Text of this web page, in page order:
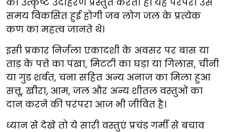
समय विकसित हुई होगी जब लोग जल के प्रत्येक
कण का महत्व जानते थे।
इसी प्रकार निर्जला एकादशी के अवसर पर बास या
ताड़ के पत्ते का पंखा, मिटटी का घड़ा या गिलास, चीनी
या गुड शर्बत, चना सहित अन्य अनाज का मिला हुआ
सत्तू, खीरा, आम, जल और अन्य शीतल वस्तुओं का
दान करने की परंपरा आज भी जीवित है।
ध्यान से देखे तो ये सारी वस्तुएं प्रचंड गर्मी से बचाव